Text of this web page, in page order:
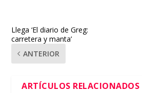
Llega ‘El diario de Greg:
carretera y manta’
ANTERIOR
ARTÍCULOS RELACIONADOS